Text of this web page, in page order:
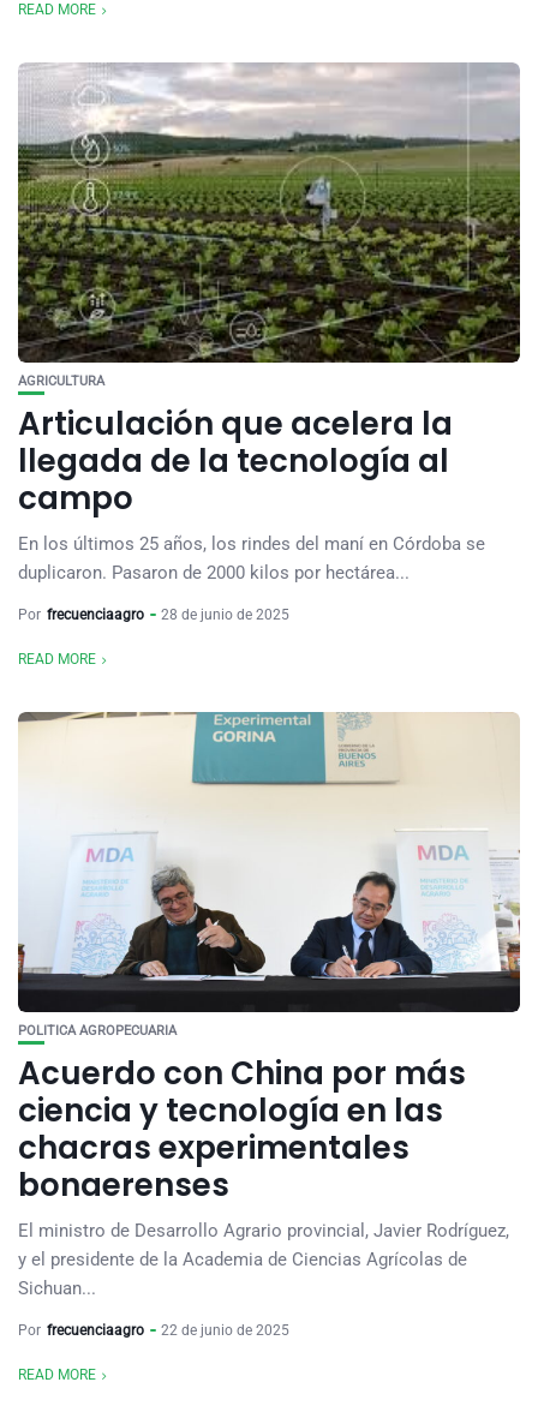
READ MORE
AGRICULTURA
Articulación que acelera la
llegada de la tecnología al
campo
En los últimos 25 años, los rindes del maní en Córdoba se
duplicaron. Pasaron de 2000 kilos por hectárea...
Por frecuenciaagro 28 de junio de 2025
READ MORE
POLITICA AGROPECUARIA
Acuerdo con China por más
ciencia y tecnología en las
chacras experimentales
bonaerenses
El ministro de Desarrollo Agrario provincial, Javier Rodríguez,
y el presidente de la Academia de Ciencias Agrícolas de
Sichuan...
Por frecuenciaagro 22 de junio de 2025
READ MORE